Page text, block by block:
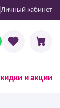
Личный кабинет
и акции